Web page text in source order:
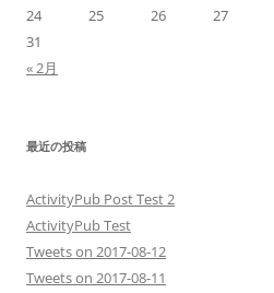
24
25 26 27
31
« 2月
最近の投稿
ActivityPub Post Test 2
ActivityPub Test
Tweets on 2017-08-12
Tweets on 2017-08-11